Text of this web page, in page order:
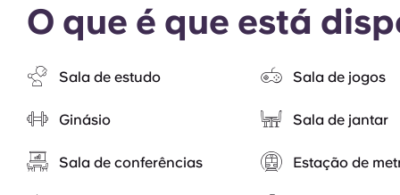
O que é que está
Sala de estudo Sala de jogos
Ginásio Sala de jantar
Sala de conferências Estação de